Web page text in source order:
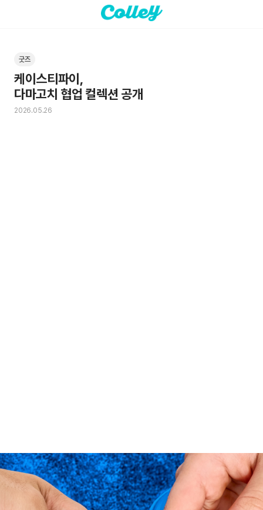
굿즈
케이스티파이,
다마고치 협업 컬렉션 공개
2026.05.26
케이스티파이가 다마고치와 협업한 컬렉션을
출시한다고 해!